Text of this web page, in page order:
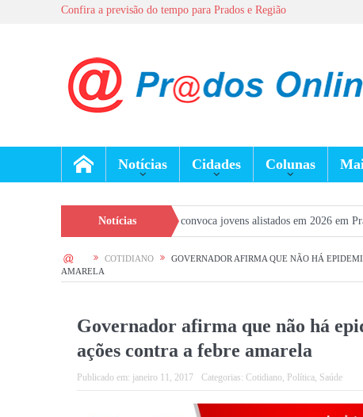
Confira a previsão do tempo para Prados e Região
Notícias Cidades Colunas
Notícias
Geral do Exército convoca jovens alistados em 2026 em Prados Dia
HOME COTIDIANO
GOVERNADOR AFIRMA QUE NÃO HÁ
AMARELA
Governador afirma que não há
ações contra a febre amarela
Publicado em: janeiro 11, 2017 Categorias: Cotidiano, Política, Saúde